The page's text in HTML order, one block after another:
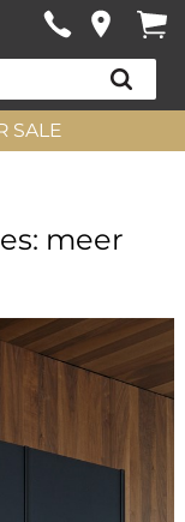
SALE
meer